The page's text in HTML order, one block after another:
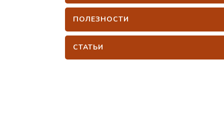
ПОЛЕЗНОСТИ
СТАТЬИ